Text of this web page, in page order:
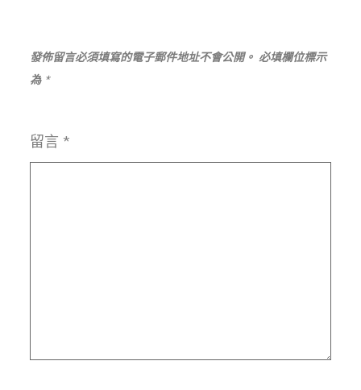
發佈留言必須填寫的電子郵件地址不會公開。 必填欄位標示
為 *
留言 *